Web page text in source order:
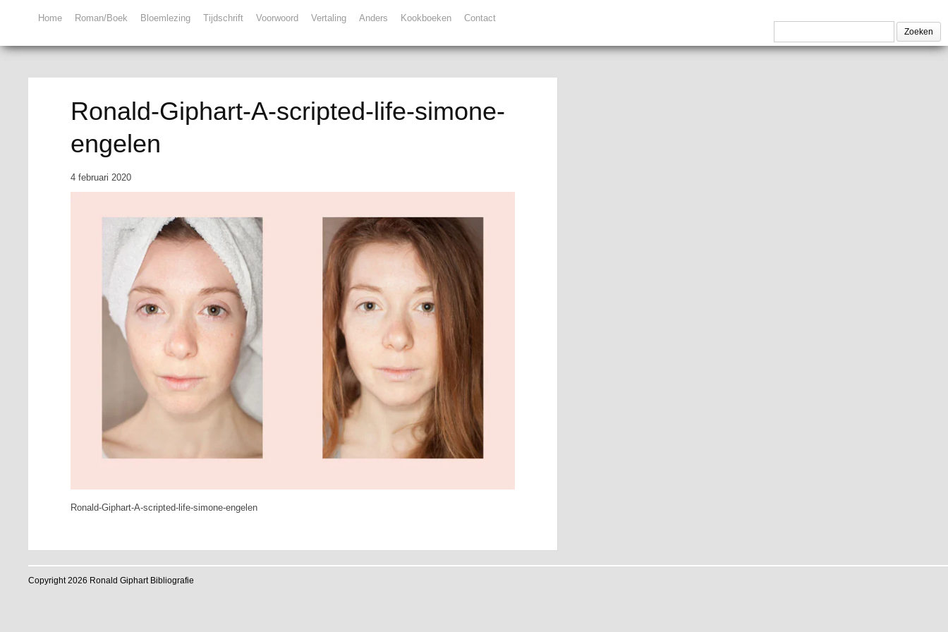
Home Roman/Boek Bloemlezing Tijdschrift Voorwoord Vertaling Anders Kookboeken Contact
Ronald-Giphart-A-scripted-life-simone-
engelen
4 februari 2020
Ronald-Giphart-A-scripted-life-simone-engelen
Copyright 2026 Ronald Giphart Bibliografie